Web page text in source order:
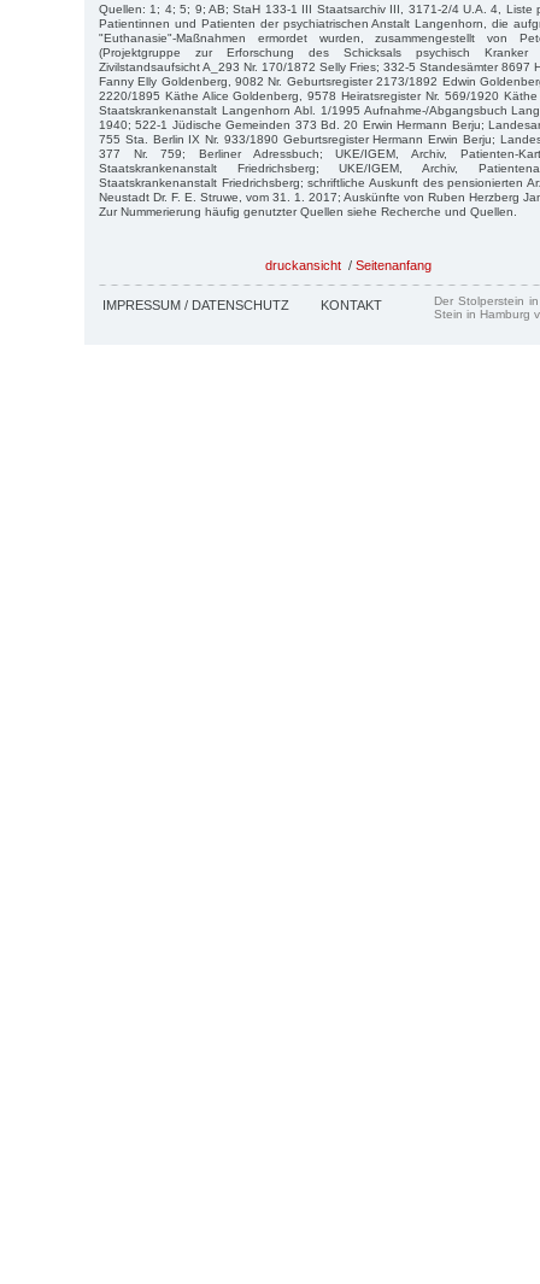
Quellen: 1; 4; 5; 9; AB; StaH 133-1 III Staatsarchiv III, 3171-2/4 U.A. 4, Liste
Patientinnen und Patienten der psychiatrischen Anstalt Langenhorn, die
"Euthanasie"-Maßnahmen ermordet wurden, zusammengestellt von
(Projektgruppe zur Erforschung des Schicksals psychisch
Zivilstandsaufsicht A_293 Nr. 170/1872 Selly Fries; 332-5 Standesämter 8697
Fanny Elly Goldenberg, 9082 Nr. Geburtsregister 2173/1892 Edwin
2220/1895 Käthe Alice Goldenberg, 9578 Heiratsregister Nr. 569/1920
Staatskrankenanstalt Langenhorn Abl. 1/1995 Aufnahme-/Abgangsbuch
1940; 522-1 Jüdische Gemeinden 373 Bd. 20 Erwin Hermann Berju;
755 Sta. Berlin IX Nr. 933/1890 Geburtsregister Hermann Erwin Berju;
377 Nr. 759; Berliner Adressbuch; UKE/IGEM, Archiv, Patienten-
Staatskrankenanstalt Friedrichsberg; UKE/IGEM, Archiv,
Staatskrankenanstalt Friedrichsberg; schriftliche Auskunft des pensionierten
Neustadt Dr. F. E. Struwe, vom 31. 1. 2017; Auskünfte von Ruben Herzberg
Zur Nummerierung häufig genutzter Quellen siehe Recherche und Quellen.
druckansicht / Seitenanfang
IMPRESSUM / DATENSCHUTZ KONTAKT
Der Stolperstein
Stein in Hamburg